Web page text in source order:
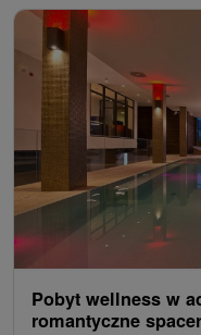
Pobyt wellness w
romantyczne